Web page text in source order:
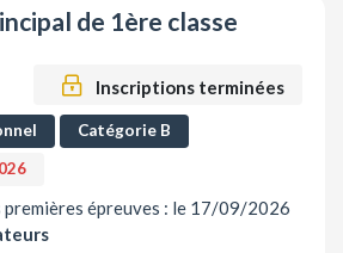
de 1ère classe
Inscriptions terminées
Catégorie B
épreuves : le 17/09/2026